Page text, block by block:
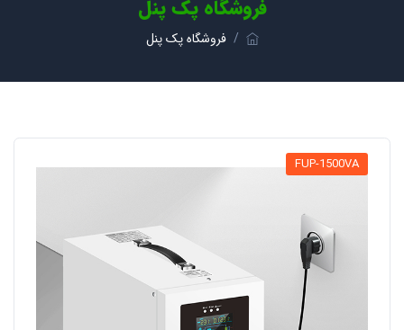
فروشگاه پک پنل
فروشگاه پک پنل
FUP-1500VA